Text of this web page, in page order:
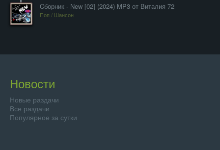
Cборник - New [02] (2024) MP3 от Виталия 72
Поп / Шансон
Новости
Новые раздачи
Все раздачи
Популярное за сутки